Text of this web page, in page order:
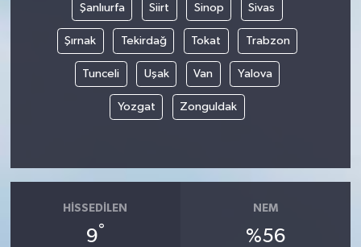
Şanlıurfa Siirt Sinop Sivas
Şırnak Tekirdağ Tokat Trabzon
Tunceli Uşak Van Yalova
Yozgat Zonguldak
HISSEDILEN
9°
NEM
%56